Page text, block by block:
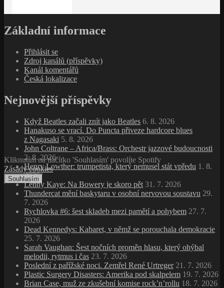
Kliknutím na tlačítko 'Souhlasím' povolíte Spotify
Zásady cookies
Souhlasím
Základní informace
Přihlásit se
Zdroj kanálů (příspěvky)
Kanál komentářů
Česká lokalizace
Nejnovější příspěvky
Když Beatles začali znít jako Beatles 6. 8. 2026
Hanakuso se vrací. Do Puncta přiveze hardcore blues
z Nagasaki 5. 8. 2026
John Coltrane – Africa/Brass: Orchestr jazzové budoucnosti
2. 8. 2026
Henry Lowther: trumpetista, který nemusel stát vpředu 1. 8.
2026
Lenny Kaye: Na Bowery je skoro pět 31. 7. 2026
Thundercat mění baskytaru v osobní nervovou soustavu 29.
7. 2026
Rychlovka #6: šest skladeb mezi pamětí a pohybem 27. 7.
2026
Dead Kennedys: Kabaret, v němž se porouchala demokracie
25. 7. 2026
Sarah Vaughan: Šest nočních proměn hlasu, který ohýbal
melodii, rytmus i čas 23. 7. 2026
Poslední z pařížské noci. Zemřel René Urtreger 21. 7. 2026
Plastic Surgery Disasters: Amerika pod skalpelem 19. 7. 2026
Brian Case, muž ze zkušební komise rock’n’rollu 18. 7. 2026